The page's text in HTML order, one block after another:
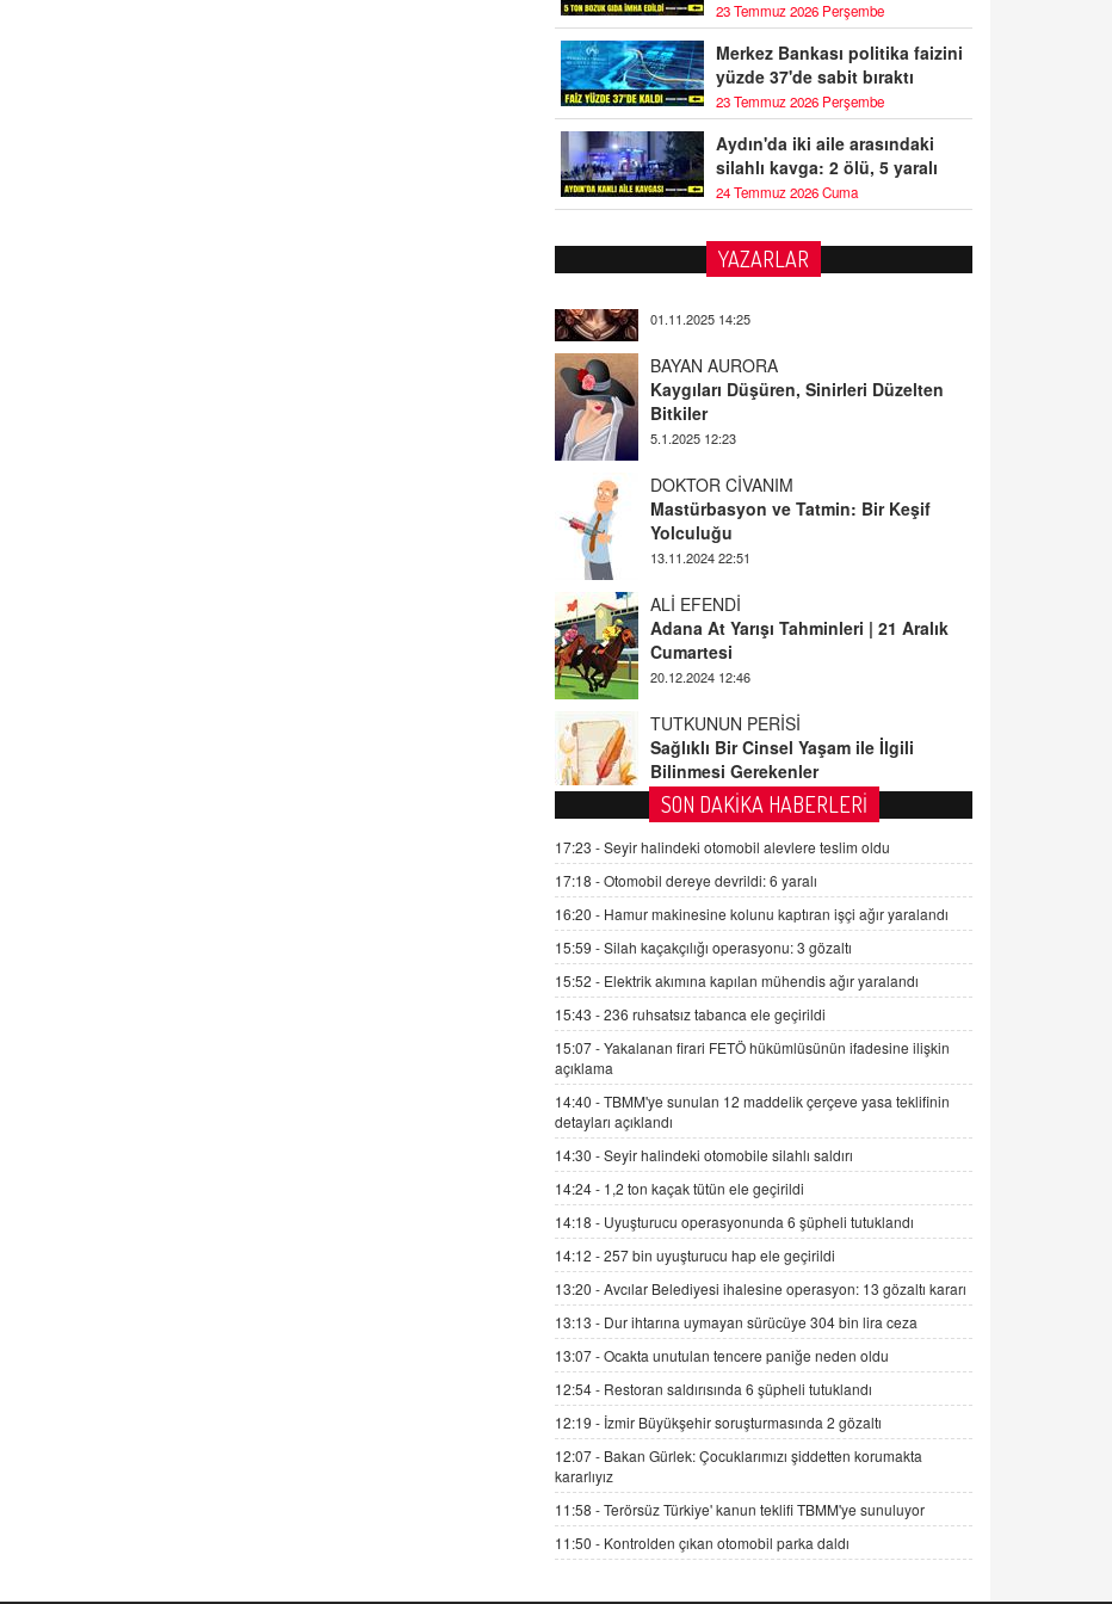
23 Temmuz 2026 Perşembe
Merkez Bankası politika faizini
yüzde 37'de sabit bıraktı
23 Temmuz 2026 Perşembe
Aydın'da iki aile arasındaki
silahlı kavga: 2 ölü, 5 yaralı
24 Temmuz 2026 Cuma
YAZARLAR
BAYAN AURORA
Bitkiler
5.1.2025 12:23
DOKTOR CİVANIM
Yolculuğu
13.11.2024 22:51
ALİ EFENDİ
Cumartesi
20.12.2024 12:46
TUTKUNUN PERİSİ
Bilinmesi Gerekenler
08.11.2024 13:16
FARUK ÖNALAN
Tezkere Onaylanmasaydı…
2 Kasım 2021 Salı 00:11
AV. DOĞAN CAN DOĞAN
Kişisel verilerin korunması ve dijital
hukukun gelişimi
15.09.2025 16:17
SEHER EREK
Kış Ayları Geldi, Hangi Önlemler
Alınmalı?
9.12.2025 10:11
İNCİ GÜL AKÖL
Trump Keşke Adana'yı da Ziyaret Etse...
06.07.2026 13:00
ADEM AKÖL
Esed Destekçilerinin Yüzüne Vurulan
Şamar: Sednaya
11.12.2024 12:30
DR. EKREM ASLAN
Gerçek Ne, Algı Ne? "Beraber
Yürüyoruz" Cümlesinin Peşinden
19.07.2025 12:45
GÖNÜL MENEKŞE
Şifacının Yolu
04.11.2025 12:56
SON DAKİKA HABERLERİ
17:23 -Seyir halindeki otomobil alevlere teslim oldu
17:18 -Otomobil dereye devrildi: 6 yaralı
16:20 - Hamur makinesine kolunu kaptıran işçi ağır yaralandı
15:59 -Silah kaçakçılığı operasyonu: 3 gözaltı
15:52 - Elektrik akımına kapılan mühendis ağır yaralandı
15:43 -236 ruhsatsız tabanca ele geçirildi
15:07 -Yakalanan firari FETÖ hükümlüsünün ifadesine ilişkin
açıklama
14:40 -TBMM'ye sunulan 12 maddelik çerçeve yasa teklifinin
detayları açıklandı
14:30 -Seyir halindeki otomobile silahlı saldırı
14:24 - 1,2 ton kaçak tütün ele geçirildi
14:18 - Uyuşturucu operasyonunda 6 şüpheli tutuklandı
14:12 -257 bin uyuşturucu hap ele geçirildi
13:20 -Avcılar Belediyesi ihalesine operasyon: 13 gözaltı kararı
13:13 - Dur ihtarına uymayan sürücüye 304 bin lira ceza
13:07 -Ocakta unutulan tencere paniğe neden oldu
12:54 - Restoran saldırısında 6 şüpheli tutuklandı
12:19 - İzmir Büyükşehir soruşturmasında 2 gözaltı
12:07 - Bakan Gürlek: Çocuklarımızı şiddetten korumakta
kararlıyız
11:58 -Terörsüz Türkiye' kanun teklifi TBMM'ye sunuluyor
11:50 - Kontrolden çıkan otomobil parka daldı